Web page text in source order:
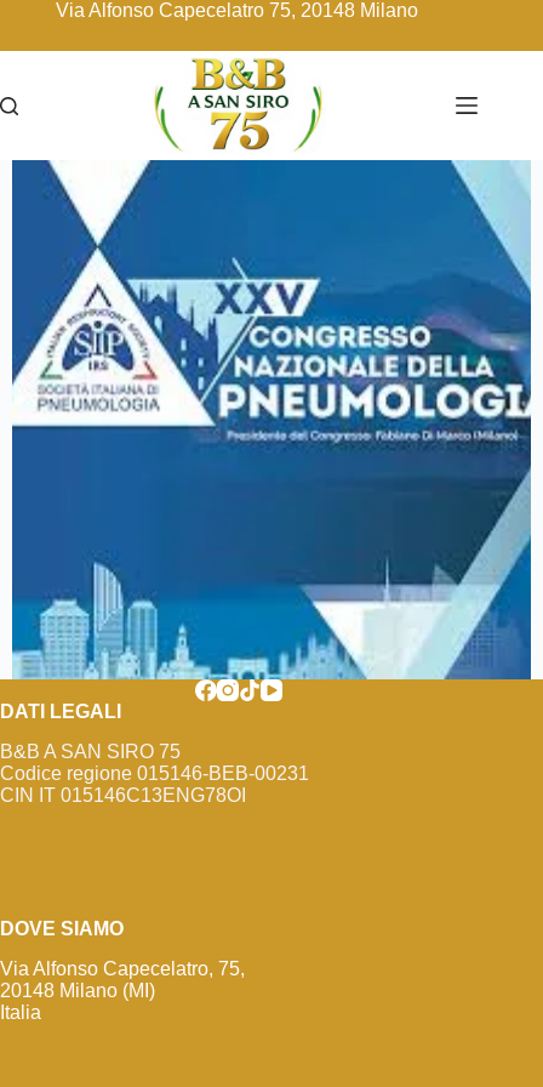
Via Alfonso Capecelatro 75, 20148 Milano
DATI LEGALI
B&B A SAN SIRO 75
Codice regione 015146-BEB-00231
CIN IT 015146C13ENG78OI
DOVE SIAMO
Via Alfonso Capecelatro, 75,
20148 Milano (MI)
Italia